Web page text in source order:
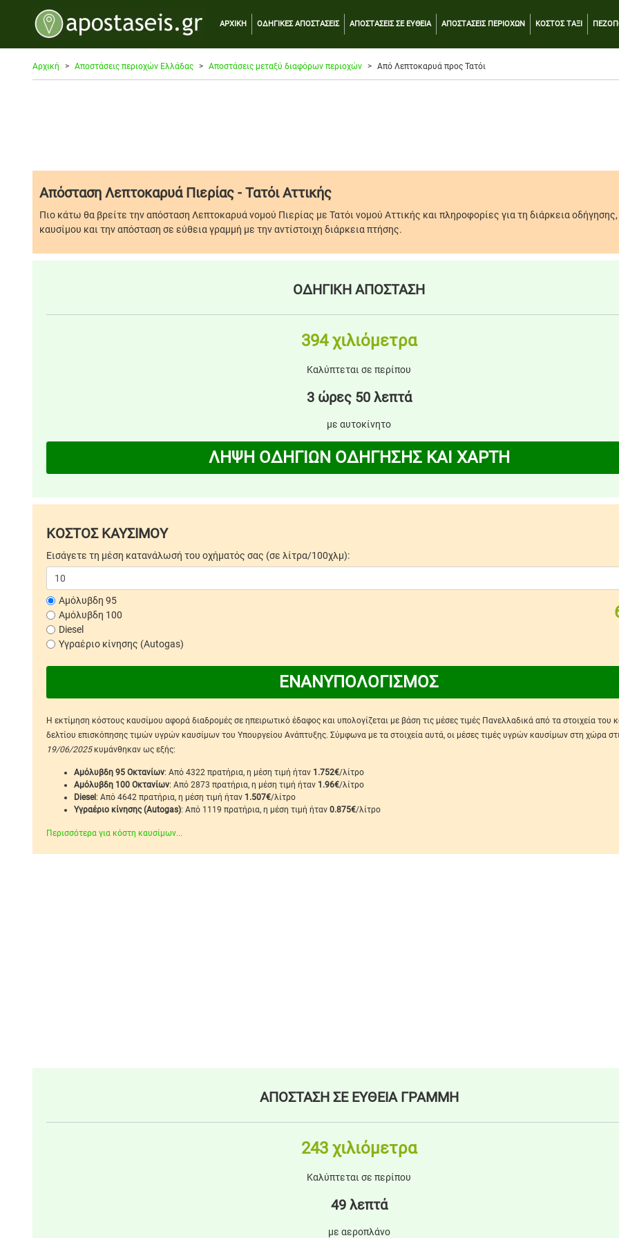
ΑΡΧΙΚΗ ΟΔΗΓΙΚΕΣ ΑΠΟΣΤΑΣΕΙΣ ΑΠΟΣΤΑΣΕΙΣ ΣΕ ΕΥΘΕΙΑ ΑΠΟΣΤΑΣΕΙΣ ΠΕΡΙΟΧΩΝ ΚΟΣΤΟΣ ΤΑΞΙ
Αρχική Αποστάσεις περιοχών Ελλάδας Αποστάσεις μεταξύ διαφόρων περιοχών Από Λεπτοκαρυά προς Τατόι
Απόσταση Λεπτοκαρυά Πιερίας - Τατόι Αττικής
Πιο κάτω θα βρείτε την απόσταση Λεπτοκαρυά νομού Πιερίας με Τατόι νομού Αττικής και πληροφορίες για τη διάρκεια
καυσίμου και την απόσταση σε εύθεια γραμμή με την αντίστοιχη διάρκεια πτήσης.
ΟΔΗΓΙΚΗ ΑΠΟΣΤΑΣΗ
394 χιλιόμετρα
Καλύπτεται σε περίπου
3 ώρες 50 λεπτά
με αυτοκίνητο
ΛΗΨΗ ΟΔΗΓΙΩΝ ΟΔΗΓΗΣΗΣ ΚΑΙ ΧΑΡΤΗ
ΚΟΣΤΟΣ ΚΑΥΣΙΜΟΥ
Εισάγετε τη μέση κατανάλωσή του οχήματός σας (σε λίτρα/100χλμ):
Αμόλυβδη 95
Αμόλυβδη 100
Diesel
Υγραέριο κίνησης (Autogas)
ΕΝΑΝΥΠΟΛΟΓΙΣΜΟΣ
Η εκτίμηση κόστους καυσίμου αφορά διαδρομές σε ηπειρωτικό έδαφος και υπολογίζεται με βάση τις μέσες τιμές Πανελλαδικά από τα στοιχεία του
δελτίου επισκόπησης τιμών υγρών καυσίμων του Υπουργείου Ανάπτυξης. Σύμφωνα με τα στοιχεία αυτά, οι μέσες τιμές υγρών καυσίμων στη χώρα
19/06/2025κυμάνθηκαν ως εξής:
Αμόλυβδη 95 Οκτανίων: Από 4322 πρατήρια, η μέση τιμή ήταν 1.752€/λίτρο
Αμόλυβδη 100 Οκτανίων: Από 2873 πρατήρια, η μέση τιμή ήταν 1.96€/λίτρο
Diesel: Από 4642 πρατήρια, η μέση τιμή ήταν 1.507€/λίτρο
Υγραέριο κίνησης (Autogas): Από 1119 πρατήρια, η μέση τιμή ήταν 0.875€/λίτρο
Περισσότερα για κόστη καυσίμων...
ΑΠΟΣΤΑΣΗ ΣΕ ΕΥΘΕΙΑ ΓΡΑΜΜΗ
243 χιλιόμετρα
Καλύπτεται σε περίπου
49 λεπτά
με αεροπλάνο